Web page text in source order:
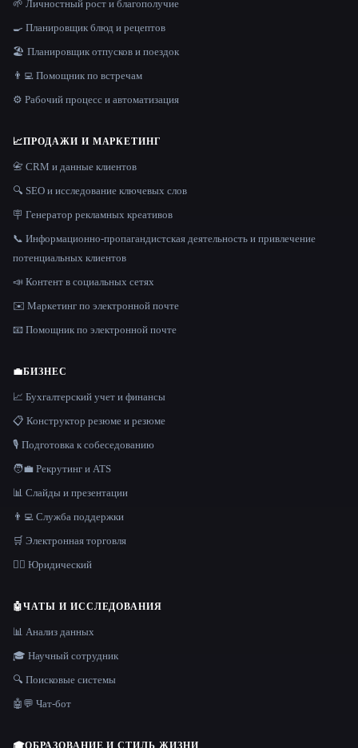
🌱 Личностный рост и благополучие
🍳 Планировщик блюд и рецептов
🏖 Планировщик отпусков и поездок
👨‍💻 Помощник по встречам
⚙️ Рабочий процесс и автоматизация
📈ПРОДАЖИ И МАРКЕТИНГ
📇 CRM и данные клиентов
🔍 SEO и исследование ключевых слов
🪧 Генератор рекламных креативов
📞 Информационно-пропагандистская деятельность и привлечение
потенциальных клиентов
📣 Контент в социальных сетях
✉️ Маркетинг по электронной почте
📧 Помощник по электронной почте
💼БИЗНЕС
📈 Бухгалтерский учет и финансы
📋 Конструктор резюме и резюме
🎙️ Подготовка к собеседованию
🧑‍💼 Рекрутинг и ATS
📊 Слайды и презентации
👨‍💻 Служба поддержки
🛒 Электронная торговля
👩‍⚖️ Юридический
🤖ЧАТЫ И ИССЛЕДОВАНИЯ
📊 Анализ данных
🎓 Научный сотрудник
🔍 Поисковые системы
🤖💬 Чат-бот
🎓ОБРАЗОВАНИЕ И СТИЛЬ ЖИЗНИ